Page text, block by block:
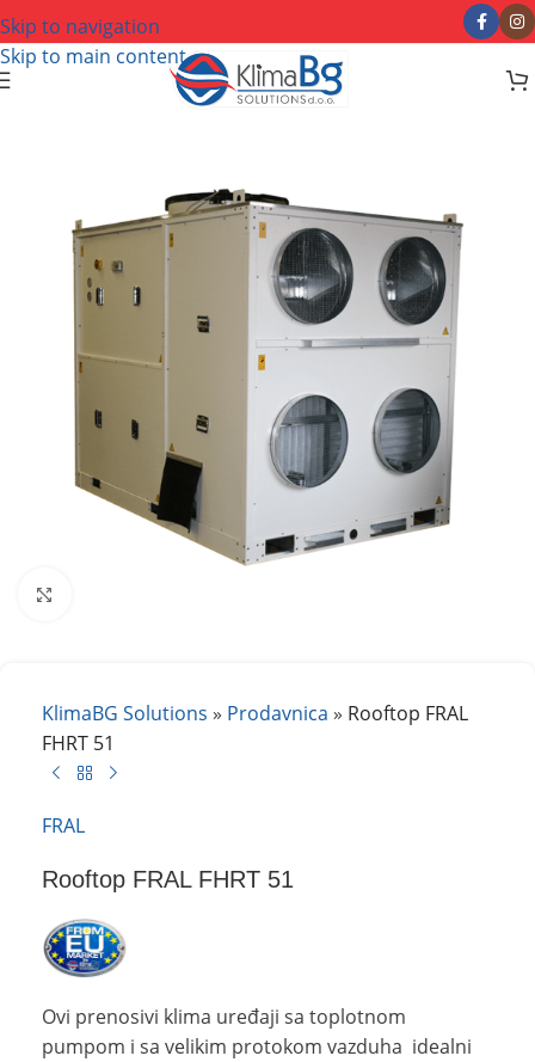
Skip to navigation
Skip to main content
KlimaBG Solutions » Prodavnica » Rooftop FRAL
FHRT 51
FRAL
Rooftop FRAL FHRT 51
Ovi prenosivi klima uređaji sa toplotnom
pumpom i sa velikim protokom vazduha idealni